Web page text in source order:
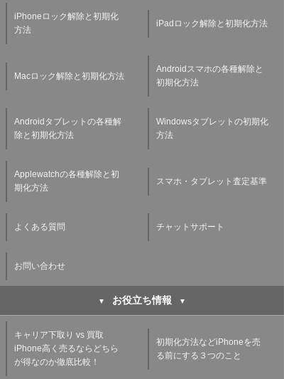
iPhoneロック解除と初期化
方法
iPadロック解除と初期化方法
Macロック解除と初期化方法
Androidスマホの各種解除と
初期化方法
Androidタブレットの各種解
除と初期化方法
Windowsタブレットの初期化
方法
Applewatchの各種解除と初
期化方法
スマホ・タブレット査定基準
よくある質問 チャットサポート
お問い合わせ
お役立ち情報
キャリア下取り vs 買取
iPhone高く売るならどちら
が得なのか徹底比較！
初期化方法などiPhoneを売
る前にする３つのこと